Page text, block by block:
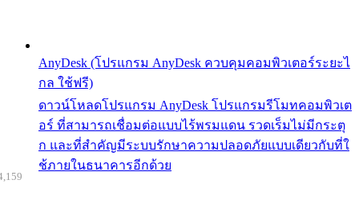
AnyDesk (โปรแกรม AnyDesk ควบคุมคอมพิวเตอร์ระยะไ
กล ใช้ฟรี)
ดาวน์โหลดโปรแกรม AnyDesk โปรแกรมรีโมทคอมพิวเต
อร์ ที่สามารถเชื่อมต่อแบบไร้พรมแดน รวดเร็มไม่มีกระตุ
ก และที่สำคัญมีระบบรักษาความปลอดภัยแบบเดียวกับที่ใ
ช้ภายในธนาคารอีกด้วย